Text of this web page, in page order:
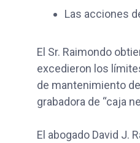
Las acciones
El Sr. Raimondo
excedieron los
de mantenimiento
grabadora de “caja
El abogado David J.